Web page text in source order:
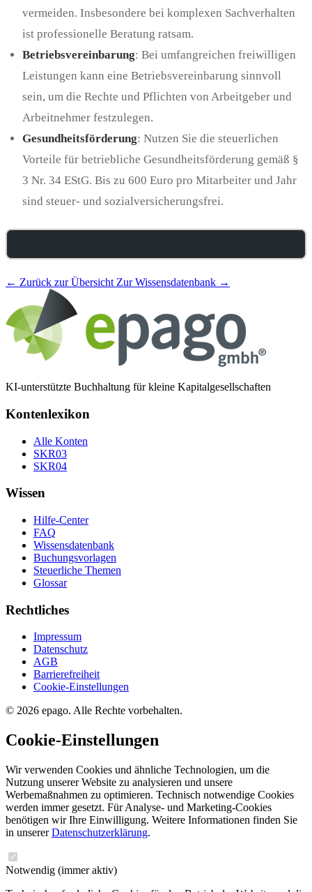
vermeiden. Insbesondere bei komplexen Sachverhalten
ist professionelle Beratung ratsam.
Betriebsvereinbarung: Bei umfangreichen freiwilligen
Leistungen kann eine Betriebsvereinbarung sinnvoll
sein, um die Rechte und Pflichten von Arbeitgeber und
Arbeitnehmer festzulegen.
Gesundheitsförderung: Nutzen Sie die steuerlichen
Vorteile für betriebliche Gesundheitsförderung gemäß §
3 Nr. 34 EStG. Bis zu 600 Euro pro Mitarbeiter und Jahr
sind steuer- und sozialversicherungsfrei.
← Zurück zur Übersicht Zur Wissensdatenbank →
KI-unterstützte Buchhaltung für kleine Kapitalgesellschaften
Kontenlexikon
Alle Konten
SKR03
SKR04
Wissen
Hilfe-Center
FAQ
Wissensdatenbank
Buchungsvorlagen
Steuerliche Themen
Glossar
Rechtliches
Impressum
Datenschutz
AGB
Barrierefreiheit
Cookie-Einstellungen
© 2026 epago. Alle Rechte vorbehalten.
Cookie-Einstellungen
Wir verwenden Cookies und ähnliche Technologien, um die
Nutzung unserer Website zu analysieren und unsere
Werbemaßnahmen zu optimieren. Technisch notwendige Cookies
werden immer gesetzt. Für Analyse- und Marketing-Cookies
benötigen wir Ihre Einwilligung. Weitere Informationen finden Sie
in unsererDatenschutzerklärung.
Notwendig (immer aktiv)